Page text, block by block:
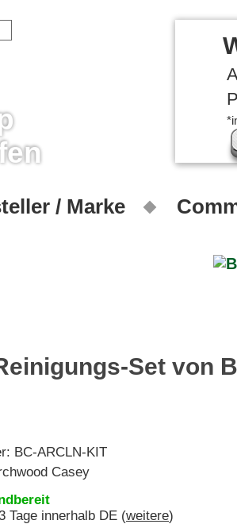
/ Marke
Set von
BC-ARCLN-KIT
Casey
Tage innerhalb DE (weitere)